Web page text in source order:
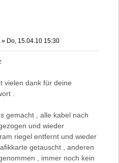
» Do, 15.04.10 15:30
vielen dank für deine
.
gemacht , alle kabel nach
und wieder
riegel entfernt und wieder
getauscht , anderen
, immer noch kein